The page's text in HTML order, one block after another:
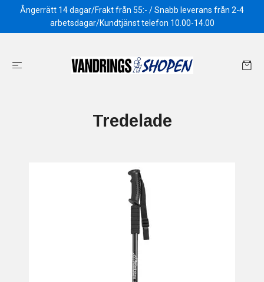
Ångerrätt 14 dagar/Frakt från 55:- / Snabb leverans från 2-4
arbetsdagar/Kundtjänst telefon 10.00-14.00
Tredelade